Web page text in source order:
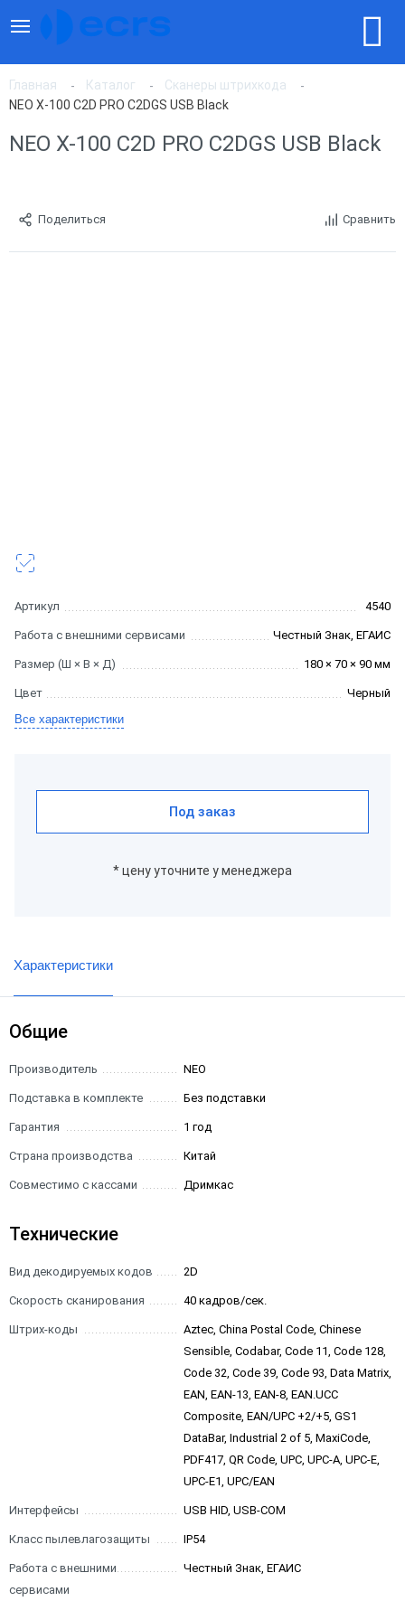
Главная Каталог
Сканеры штрихкода
NEO X-100 C2D PRO C2DGS USB Black
NEO X-100 C2D PRO C2DGS USB Black
Поделиться Сравнить
Артикул 4540
Работа с внешними сервисами Честный Знак, ЕГАИС
Размер (Ш × В × Д) 180 × 70 × 90 мм
Цвет
Черный
Все характеристики
Под заказ
* цену уточните у менеджера
Характеристики
Общие
Производитель NEO
Подставка в комплекте Без подставки
Гарантия 1 год
Страна производства Китай
Совместимо с кассами Дримкас
Технические
Вид декодируемых кодов 2D
Скорость сканирования 40 кадров/сек.
Штрих-коды
Aztec, China Postal Code, Chinese
Sensible, Codabar, Code 11, Code 128,
Code 32, Code 39, Code 93, Data Matrix,
EAN, EAN-13, EAN-8, EAN.UCC
Composite, EAN/UPC +2/+5, GS1
DataBar, Industrial 2 of 5, MaxiCode,
PDF417, QR Code, UPC, UPC-A, UPC-E,
UPC-E1, UPC/EAN
Интерфейсы USB HID, USB-COM
Класс пылевлагозащиты IP54
Работа с внешними
сервисами
Честный Знак, ЕГАИС